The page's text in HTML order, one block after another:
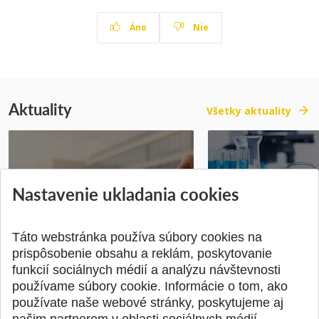
Áno Nie
Aktuality Všetky aktuality
dekana Fakulty chemickej a
Prihlášky na
inžinierske
Nastavenie ukladania cookies
Táto webstránka používa súbory cookies na
prispôsobenie obsahu a reklám, poskytovanie
funkcií sociálnych médií a analýzu návštevnosti
používame súbory cookie. Informácie o tom, ako
používate naše webové stránky, poskytujeme aj